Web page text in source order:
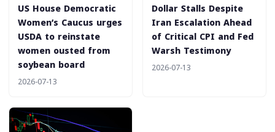
US House Democratic
Women’s Caucus urges
USDA to reinstate
women ousted from
soybean board
2026-07-13
Dollar Stalls Despite
Iran Escalation Ahead
of Critical CPI and Fed
Warsh Testimony
2026-07-13